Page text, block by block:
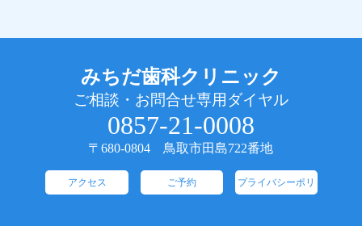
みちだ歯科クリニック
ご相談・お問合せ専用ダイヤル
0857-21-0008
〒680-0804 鳥取市田島722番地
アクセス ご予約 プライバシーポリ